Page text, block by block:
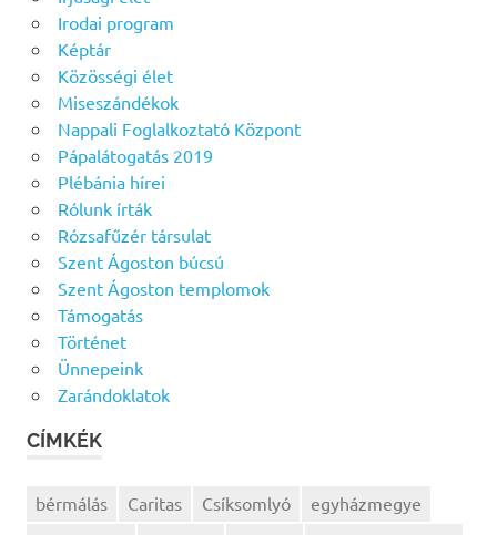
Irodai program
Képtár
Közösségi élet
Miseszándékok
Nappali Foglalkoztató Központ
Pápalátogatás 2019
Plébánia hírei
Rólunk írták
Rózsafűzér társulat
Szent Ágoston búcsú
Szent Ágoston templomok
Támogatás
Történet
Ünnepeink
Zarándoklatok
CÍMKÉK
bérmálás Caritas Csíksomlyó
egyházmegye